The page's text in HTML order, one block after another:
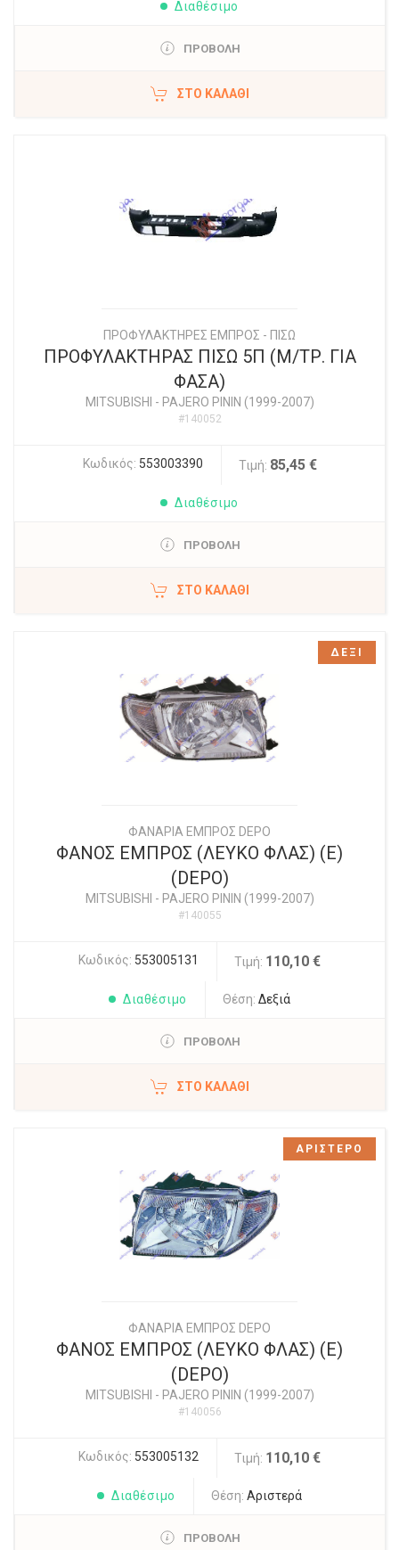
Διαθέσιμο
ΠΡΟΒΟΛΗ
ΣΤΟ ΚΑΛΆΘΙ
ΠΡΟΦΥΛΑΚΤΗΡΕΣ ΕΜΠΡΟΣ - ΠΙΣΩ
ΠΡΟΦΥΛΑΚΤΗΡΑΣ ΠΙΣΩ 5Π (Μ/ΤΡ. ΓΙΑ
ΦΑΣΑ)
MITSUBISHI - PAJERO PININ (1999-2007)
#140052
Κωδικός: 553003390 Τιμή: 85,45 €
Διαθέσιμο
ΠΡΟΒΟΛΗ
ΣΤΟ ΚΑΛΆΘΙ
ΦΑΝΑΡΙΑ ΕΜΠΡΟΣ DEPO
ΦΑΝΟΣ ΕΜΠΡΟΣ (ΛΕΥΚΟ ΦΛΑΣ) (Ε)
(DEPO)
MITSUBISHI - PAJERO PININ (1999-2007)
#140055
Κωδικός: 553005131 Τιμή: 110,10 €
Διαθέσιμο Θέση: Δεξιά
ΠΡΟΒΟΛΗ
ΣΤΟ ΚΑΛΆΘΙ
ΔΕΞΙ
ΦΑΝΑΡΙΑ ΕΜΠΡΟΣ DEPO
ΦΑΝΟΣ ΕΜΠΡΟΣ (ΛΕΥΚΟ ΦΛΑΣ) (Ε)
(DEPO)
MITSUBISHI - PAJERO PININ (1999-2007)
#140056
Κωδικός: 553005132 Τιμή: 110,10 €
Διαθέσιμο Θέση: Αριστερά
ΠΡΟΒΟΛΗ
ΑΡΙΣΤΕΡΟ